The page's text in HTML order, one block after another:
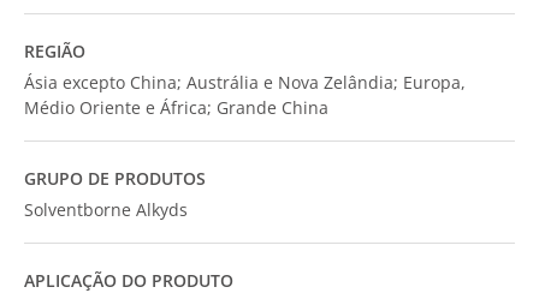
REGIÃO
Ásia excepto China; Austrália e Nova Zelândia; Europa,
Médio Oriente e África; Grande China
GRUPO DE PRODUTOS
Solventborne Alkyds
APLICAÇÃO DO PRODUTO